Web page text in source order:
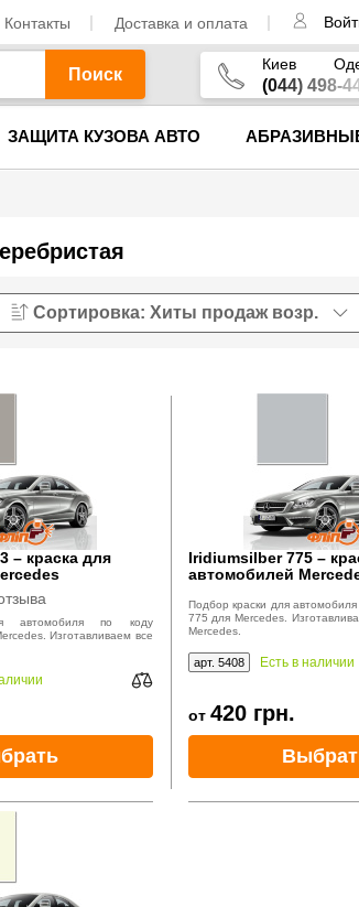
Контакты Доставка и оплата
Поиск
Киев
(044) 498-
ЗАЩИТА КУЗОВА АВТО
Сортировка: Хиты продаж возр.
– краска для
автомобиля по коду
Изготавливаем все
Iridiumsilber 775 –
автомобилей
Подбор краски для
775 для Mercedes.
Mercedes.
арт. 5408 Есть в наличии
от 420 грн.